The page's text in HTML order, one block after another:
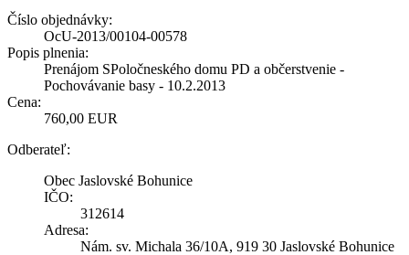
Číslo objednávky:
OcU-2013/00104-00578
Popis plnenia:
Prenájom SPoločneského domu PD a občerstvenie -
Pochovávanie basy - 10.2.2013
Cena:
760,00 EUR
Odberateľ:
Obec Jaslovské Bohunice
IČO:
312614
Adresa:
Nám. sv. Michala 36/10A, 919 30 Jaslovské Bohunice